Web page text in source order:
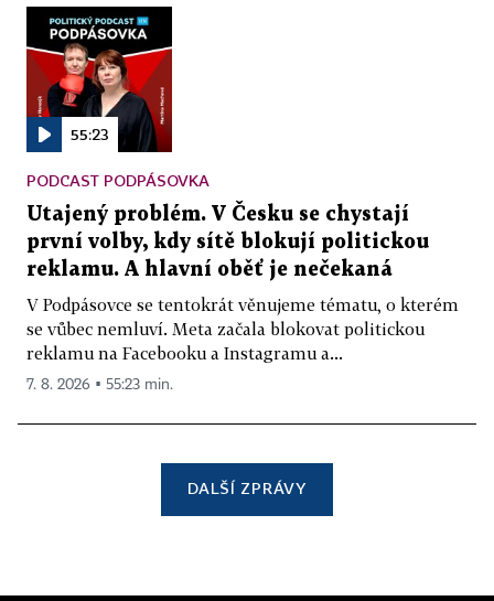
55:23
PODCAST PODPÁSOVKA
Utajený problém. V Česku se chystají
první volby, kdy sítě blokují politickou
reklamu. A hlavní oběť je nečekaná
V Podpásovce se tentokrát věnujeme tématu, o kterém
se vůbec nemluví. Meta začala blokovat politickou
reklamu na Facebooku a Instagramu a...
7. 8. 2026 ▪ 55:23 min.
DALŠÍ ZPRÁVY